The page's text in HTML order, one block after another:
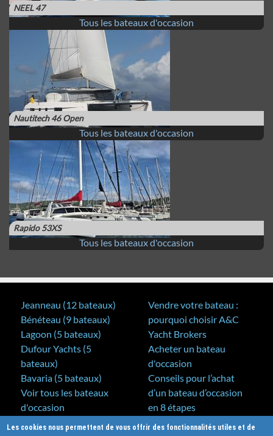
Les cookies nous permettent de vous offrir des fonctionnalités utiles et de
NEEL 47
Tous les bateaux d'occasion
Nautitech 46 Open
Tous les bateaux d'occasion
Rapido 53XS
Tous les bateaux d'occasion
Jeanneau (12 bateaux)
Bénéteau (9 bateaux)
Lagoon (5 bateaux)
Dufour Yachts (5
bateaux)
Bavaria (5 bateaux)
Voir tous les bateaux
d'occasion
Voir les bateaux vendus
Vendre votre bateau :
pourquoi choisir A&C
Yacht Brokers
Acheter un bateau
d'occasion
Conseils pour l’achat
d’un bateau d’occasion
en 8 étapes
Acheter un bateau neuf